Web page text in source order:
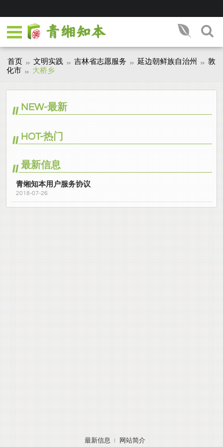
首页 文明实践 吉林省志愿服务 延边朝鲜族自治州
敦
化市
大桥乡
NEW-最新
HOT-热门
最新信息
青缃知本用户服务协议
2018-07-26
最新信息 网站简介